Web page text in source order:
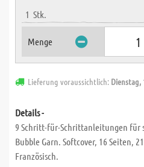
1 Stk.
Menge
Lieferung voraussichtlich: Dienstag,
Details -
9 Schritt-für-Schrittanleitungen für
Bubble Garn. Softcover, 16 Seiten,
Französisch.